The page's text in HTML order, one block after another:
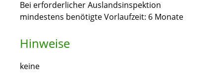
Bei erforderlicherAuslandsinspektion
mindestens benötigte Vorlaufzeit: 6 Monate
Hinweise
keine